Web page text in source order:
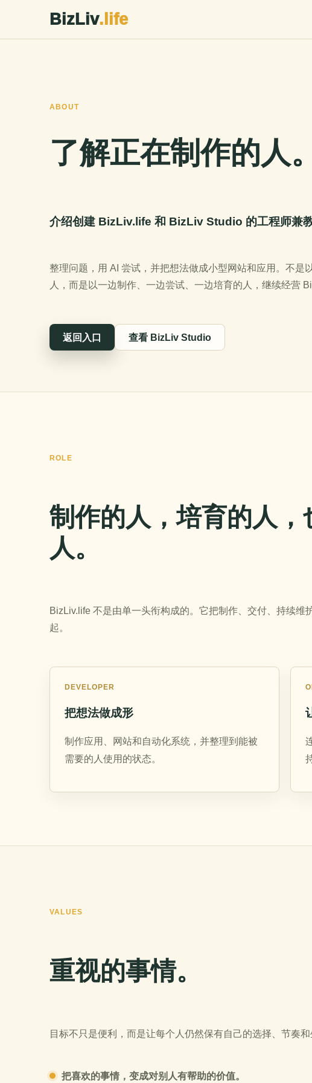
BizLiv.life
ABOUT
了解正在制作的人。
介绍创建 BizLiv.life 和 BizLiv Studio 的工程师兼教
整理问题，用 AI 尝试，并把想法做成小型网站和应用。不是
人，而是以一边制作、一边尝试、一边培育的人，继续经营
返回入口 查看 BizLiv Studio
ROLE
制作的人，培育的人
人。
BizLiv.life 不是由单一头衔构成的。它把制作、交付、持续
起。
DEVELOPER
把想法做成形
制作应用、网站和自动化系统，并整理到能被
需要的人使用的状态。
VALUES
重视的事情。
目标不只是便利，而是让每个人仍然保有自己的选择、节奏和
把喜欢的事情，变成对别人有帮助的价值。